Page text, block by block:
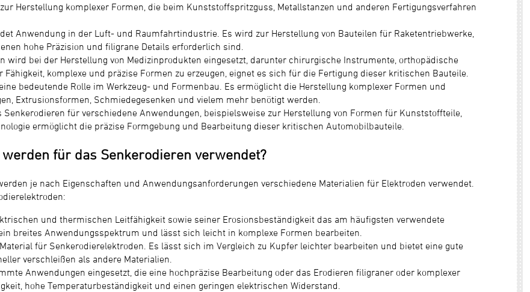
Herstellung komplexer Formen, die beim Kunststoffspritzguss, Metallstanzen und anderen Fertigungsverfahren
Anwendung in der Luft- und Raumfahrtindustrie. Es wird zur Herstellung von Bauteilen für Raketentriebwerke,
hohe Präzision und filigrane Details erforderlich sind.
wird bei der Herstellung von Medizinprodukten eingesetzt, darunter chirurgische Instrumente, orthopädische
komplexe und präzise Formen zu erzeugen, eignet es sich für die Fertigung dieser kritischen Bauteile.
bedeutende Rolle im Werkzeug- und Formenbau. Es ermöglicht die Herstellung komplexer Formen und
Extrusionsformen, Schmiedegesenken und vielem mehr benötigt werden.
für verschiedene Anwendungen, beispielsweise zur Herstellung von Formen für Kunststoffteile,
ermöglicht die präzise Formgebung und Bearbeitung dieser kritischen Automobilbauteile.
für das Senkerodieren verwendet?
je nach Eigenschaften und Anwendungsanforderungen verschiedene Materialien für Elektroden verwendet.
und thermischen Leitfähigkeit sowie seiner Erosionsbeständigkeit das am häufigsten verwendete
breites Anwendungsspektrum und lässt sich leicht in komplexe Formen bearbeiten.
für Senkerodierelektroden. Es lässt sich im Vergleich zu Kupfer leichter bearbeiten und bietet eine gute
verschleißen als andere Materialien.
Anwendungen eingesetzt, die eine hochpräzise Bearbeitung oder das Erodieren filigraner oder komplexer
hohe Temperaturbeständigkeit und einen geringen elektrischen Widerstand.